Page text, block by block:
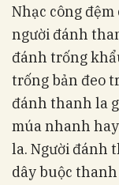
Nhạc công
người đánh
đánh trống
trống bản đeo
đánh thanh la
múa nhanh
la. Người đánh
dây buộc